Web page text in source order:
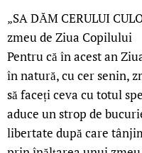
„SA DĂM CERULUI
zmeu de Ziua Copilului
Pentru că în acest an
în natură, cu cer senin,
să faceți ceva cu totul
aduce un strop de
libertate după care